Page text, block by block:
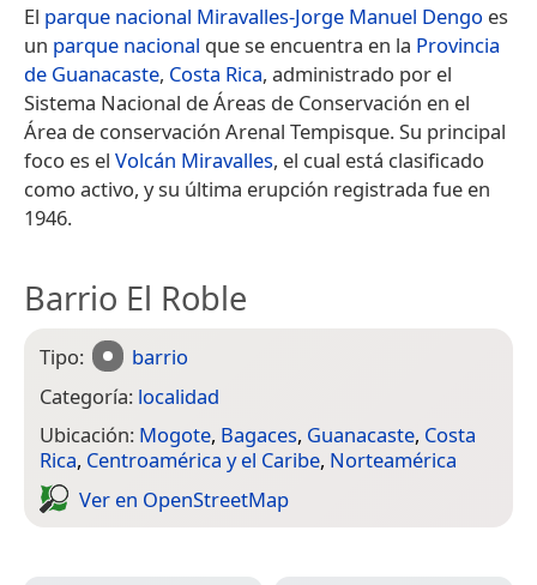
El parque nacional Miravalles-Jorge Manuel Dengo es
un parque nacional que se encuentra en la Provincia
de Guanacaste, Costa Rica, administrado por el
Sistema Nacional de Áreas de Conservación en el
Área de conservación Arenal Tempisque.​ Su principal
foco es el Volcán Miravalles, el cual está clasificado
como activo, y su última erupción registrada fue en
1946.
Barrio El Roble
Tipo:
barrio
Categoría: localidad
Ubicación: Mogote, Bagaces, Guanacaste, Costa
Rica, Centroamérica y el Caribe, Norteamérica
Ver en Open­Street­Map